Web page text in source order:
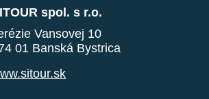
spol. s r.o.
Vansovej 10
01 Banská Bystrica